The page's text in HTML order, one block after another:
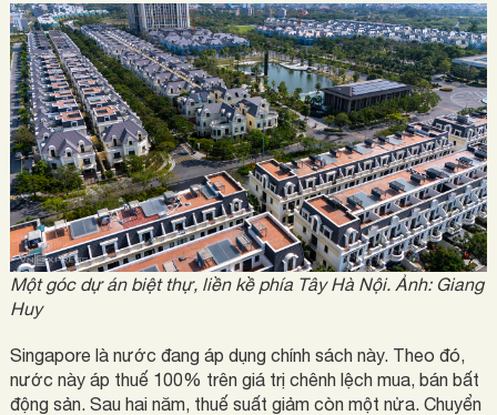
Một góc dự án biệt thự, liền kề phía Tây Hà Nội. Ảnh: Giang
Huy
Singapore là nước đang áp dụng chính sách này. Theo đó,
nước này áp thuế 100% trên giá trị chênh lệch mua, bán bất
động sản. Sau hai năm, thuế suất giảm còn một nửa. Chuyển